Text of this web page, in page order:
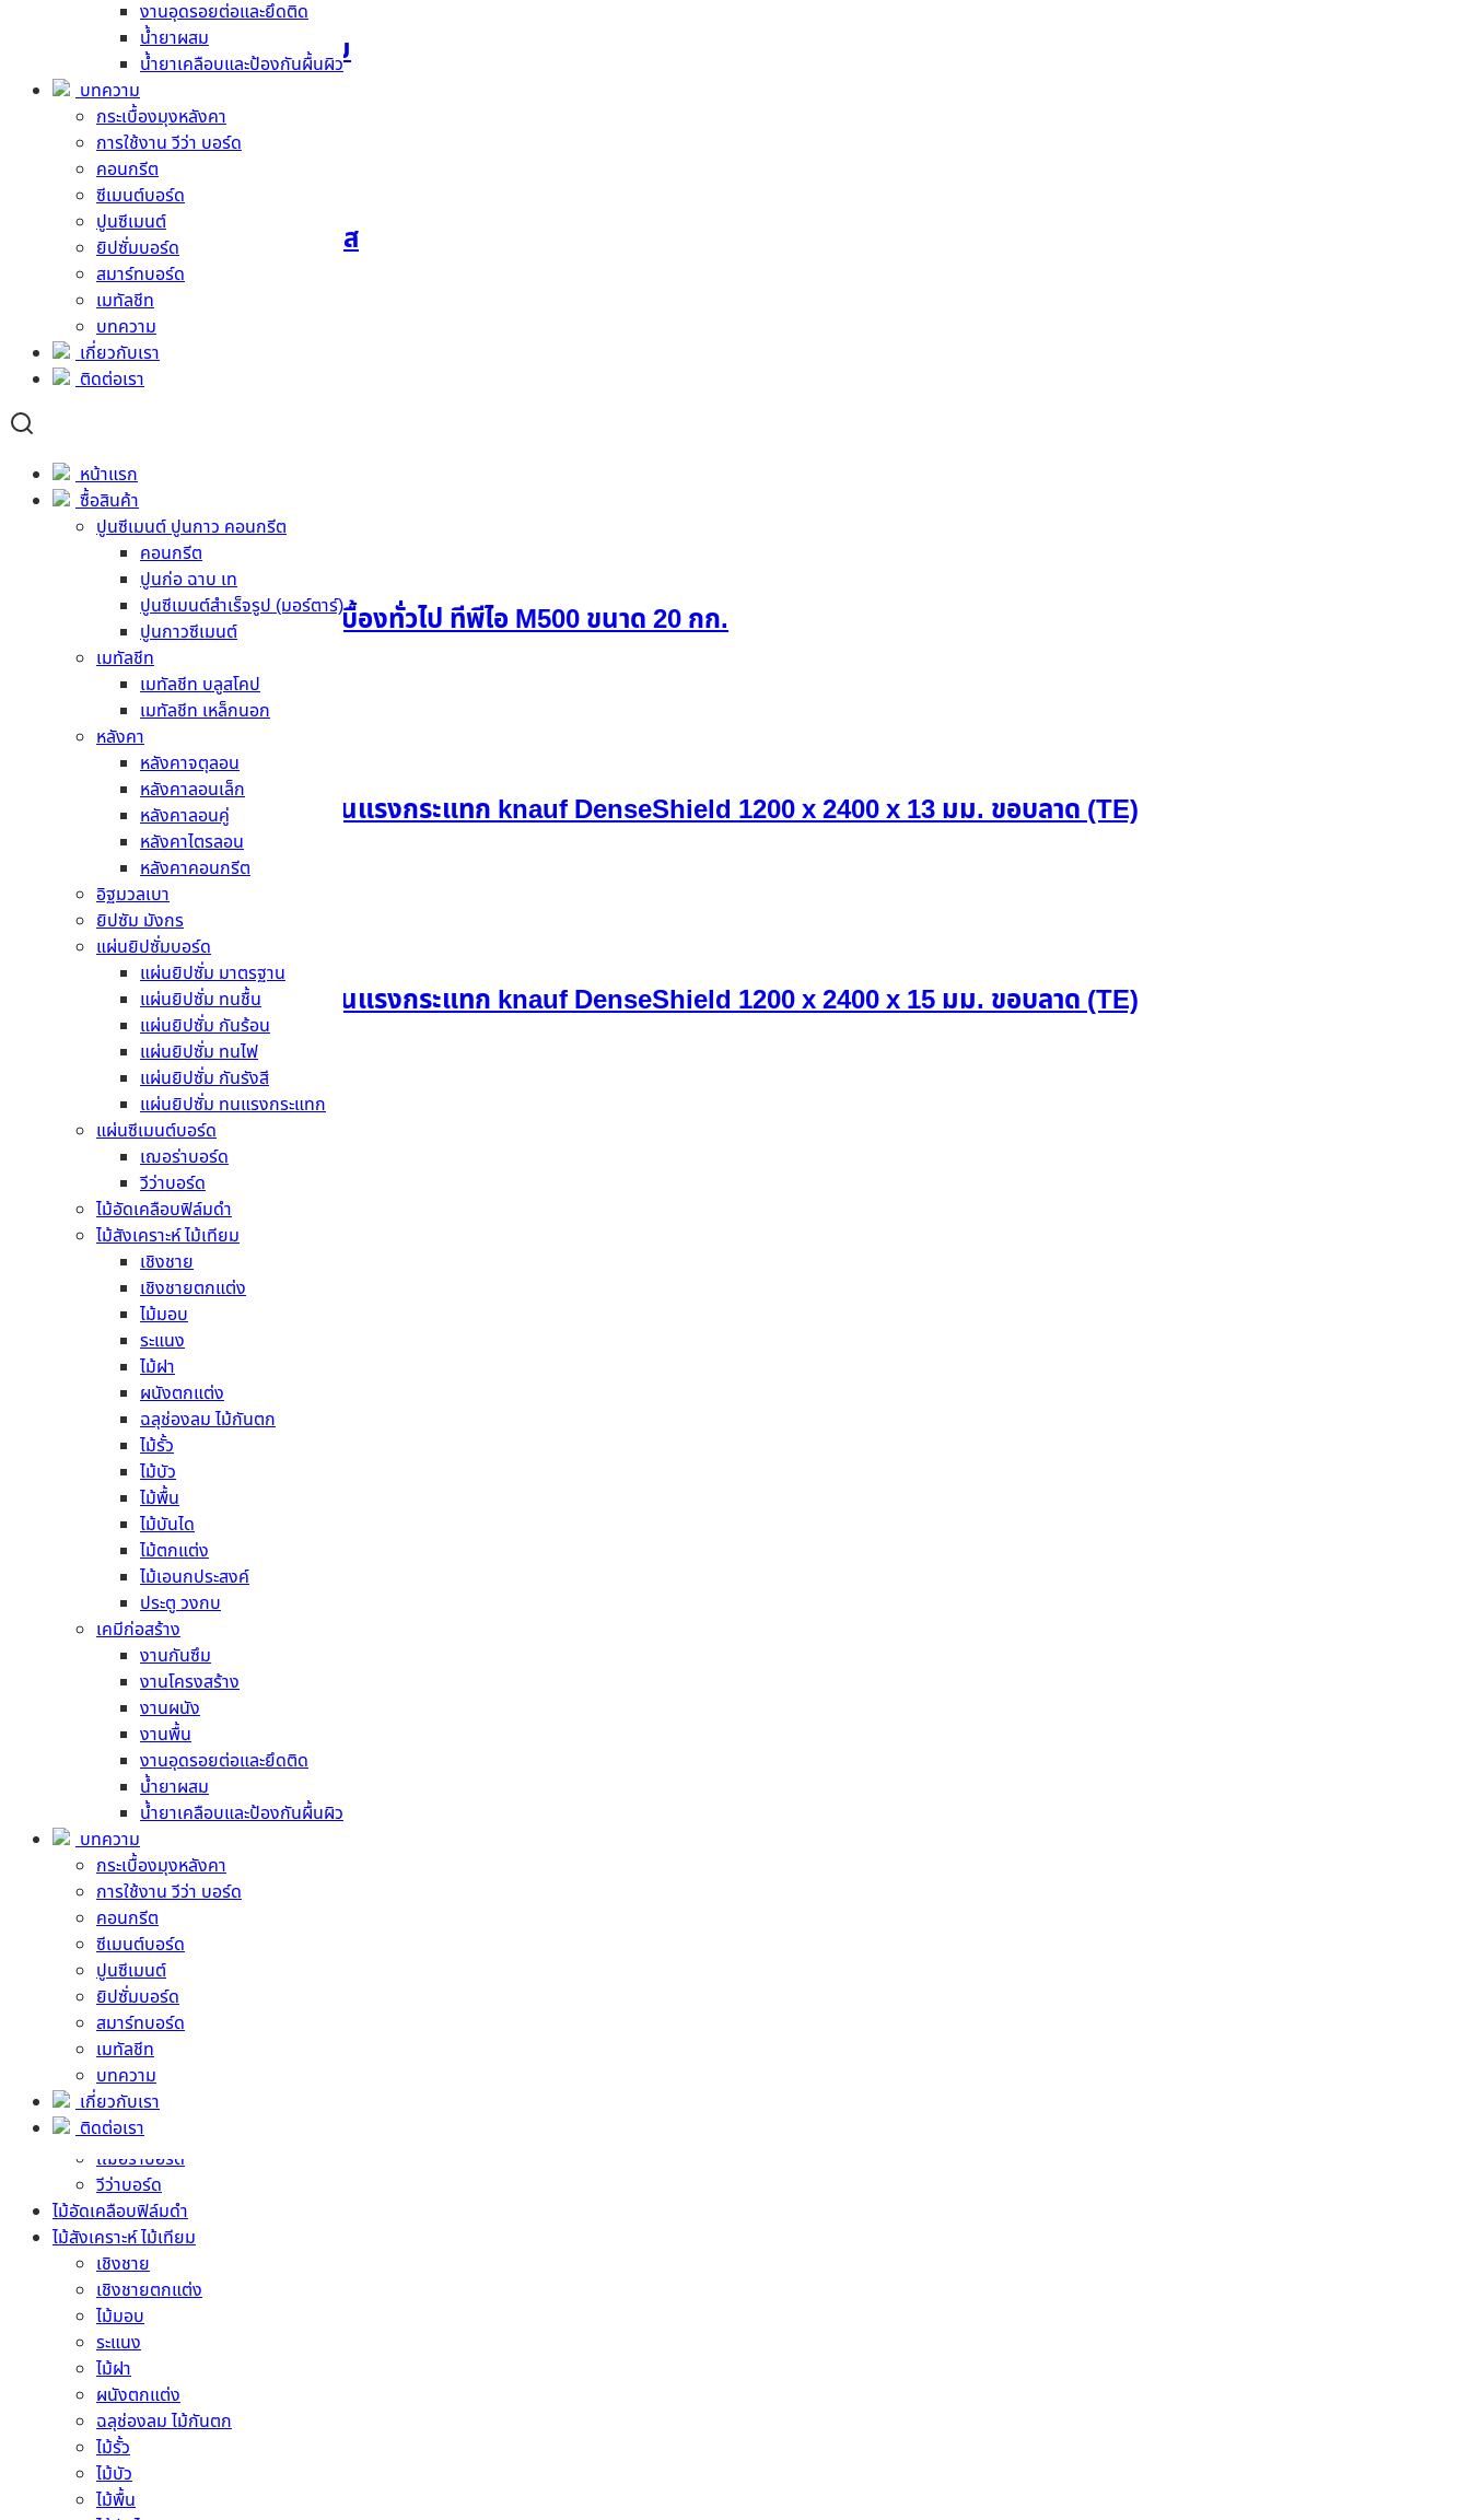
งานอุดรอยต่อและยึดติด
น้ำยาผสม
น้ำยาเคลือบและป้องกันผื้นผิว
บทความ
กระเบื้องมุงหลังคา
การใช้งาน วีว่า บอร์ด
คอนกรีต
ซีเมนต์บอร์ด
ปูนซีเมนต์
ยิปซั่มบอร์ด
สมาร์ทบอร์ด
เมทัลชีท
บทความ
เกี่ยวกับเรา
ติดต่อเรา
หน้าแรก
ซื้อสินค้า
ปูนซีเมนต์ ปูนกาว คอนกรีต
คอนกรีต
ปูนก่อ ฉาบ เท
ปูนซีเมนต์สำเร็จรูป (มอร์ตาร์)
ปูนกาวซีเมนต์
เมทัลชีท
เมทัลชีท บลูสโคป
เมทัลชีท เหล็กนอก
หลังคา
หลังคาจตุลอน
หลังคาลอนเล็ก
หลังคาลอนคู่
หลังคาไตรลอน
หลังคาคอนกรีต
อิฐมวลเบา
ยิปซัม มังกร
แผ่นยิปซั่มบอร์ด
แผ่นยิปซั่ม มาตรฐาน
แผ่นยิปซั่ม ทนชื้น
แผ่นยิปซั่ม กันร้อน
แผ่นยิปซั่ม ทนไฟ
แผ่นยิปซั่ม กันรังสี
แผ่นยิปซั่ม ทนแรงกระแทก
แผ่นซีเมนต์บอร์ด
เฌอร่าบอร์ด
วีว่าบอร์ด
ไม้อัดเคลือบฟิล์มดำ
ไม้สังเคราะห์ ไม้เทียม
เชิงชาย
เชิงชายตกแต่ง
ไม้มอบ
ระแนง
ไม้ฝา
ผนังตกแต่ง
ฉลุช่องลม ไม้กันตก
ไม้รั้ว
ไม้บัว
ไม้พื้น
ไม้บันได
ไม้ตกแต่ง
ไม้เอนกประสงค์
ประตู วงกบ
เคมีก่อสร้าง
งานกันซึม
งานโครงสร้าง
งานผนัง
งานพื้น
งานอุดรอยต่อและยึดติด
น้ำยาผสม
น้ำยาเคลือบและป้องกันผื้นผิว
บทความ
กระเบื้องมุงหลังคา
การใช้งาน วีว่า บอร์ด
คอนกรีต
ซีเมนต์บอร์ด
ปูนซีเมนต์
ยิปซั่มบอร์ด
สมาร์ทบอร์ด
เมทัลชีท
บทความ
เกี่ยวกับเรา
ติดต่อเรา
กาวซีเมนต์ จระเข้เอ็กซ์ตรีม
อ่านเพิ่ม
กาวซีเมนต์ จระเข้เอ็กซ์เพรส
อ่านเพิ่ม
อ่านเพิ่ม
กาวซีเมนต์ สำหรับติดกระเบื้องทั่วไป ทีพีไอ M500 ขนาด 20 กก.
อ่านเพิ่ม
คนอฟ แผ่นยิปซั่มบอร์ด ทนแรงกระแทก knauf DenseShield 1200 x 2400 x 13 มม. ขอบลาด (TE)
คนอฟ แผ่นยิปซั่มบอร์ด ทนแรงกระแทก knauf DenseShield 1200 x 2400 x 15 มม. ขอบลาด (TE)
หมวดหมู่สินค้า
ยิปซัม มังกร
ปูนซีเมนต์ ปูนกาว คอนกรีต
คอนกรีต
ปูนก่อ ฉาบ เท
ปูนซีเมนต์สำเร็จรูป (มอร์ตาร์)
ปูนกาวซีเมนต์
เมทัลชีท บลูสโคป
เมทัลชีท เหล็กนอก
หลังคาลอนคู่
หลังคาไตรลอน
หลังคาจตุลอน
หลังคาลอนเล็ก
หลังคาคอนกรีต
อิฐมวลเบา
แผ่นยิปซั่มบอร์ด
แผ่นยิปซั่ม กันรังสี
แผ่นยิปซั่ม มาตรฐาน
แผ่นยิปซั่ม กันร้อน
แผ่นยิปซั่ม ทนชื้น
แผ่นยิปซั่ม ทนไฟ
แผ่นยิปซั่ม ทนแรงกระแทก
แผ่นซีเมนต์บอร์ด
เฌอร่าบอร์ด
วีว่าบอร์ด
ไม้อัดเคลือบฟิล์มดำ
ไม้สังเคราะห์ ไม้เทียม
เชิงชาย
เชิงชายตกแต่ง
ไม้มอบ
ระแนง
ไม้ฝา
ผนังตกแต่ง
ฉลุช่องลม ไม้กันตก
ไม้รั้ว
ไม้บัว
ไม้พื้น